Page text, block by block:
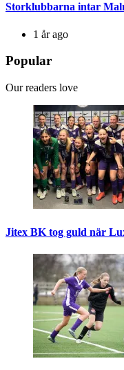
Storklubbarna intar
1 år ago
Popular
Our readers love
Jitex BK tog guld när